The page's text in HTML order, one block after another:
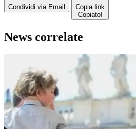
Condividi via Email
Copia link
Copiato!
News correlate